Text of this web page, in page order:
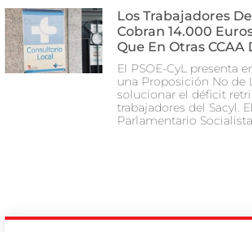
Los Trabajadores De
Cobran 14.000
Que En Otras CCAA
El PSOE-CyL presenta
una Proposición No de
solucionar el déficit
trabajadores del Sacyl.
Parlamentario Socialista